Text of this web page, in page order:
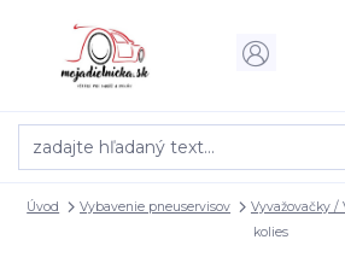
Úvod Vybavenie pneuservisov Vyvažovačky /
kolies